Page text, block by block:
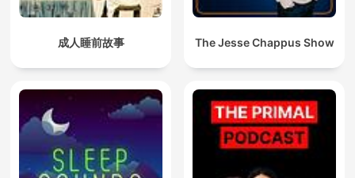
成人睡前故事 The Jesse Chappus Show